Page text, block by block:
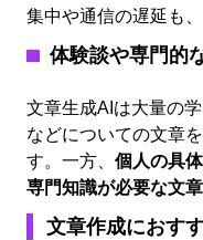
集中や通信の遅延も
体験談や専門的
文章生成AIは大量の
などについての文章
す。一方、 個人の具
専門知識が必要な文
文章作成におす